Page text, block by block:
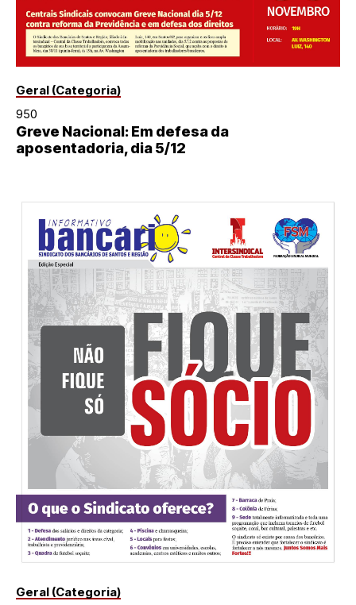
Geral (Categoria)
950
Greve Nacional: Em defesa da
aposentadoria, dia 5/12
Geral (Categoria)